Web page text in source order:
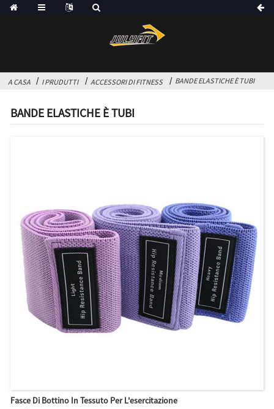
A CASA I PRUDUTTI ACCESSORI DI FITNESS BANDE ELASTICHE È TUBI
BANDE ELASTICHE È TUBI
Fasce Di Bottino In Tessuto Per L'esercitazione